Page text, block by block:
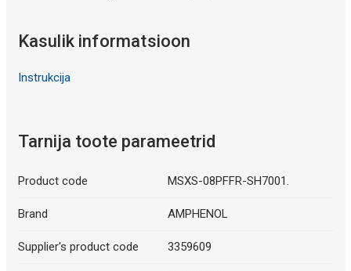
Kasulik informatsioon
Instrukcija
Tarnija toote parameetrid
Product code MSXS-08PFFR-SH7001.
Brand AMPHENOL
Supplier's product code 3359609